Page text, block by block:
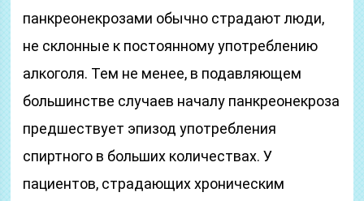
панкреонекрозами обычно страдают люди,
не склонные к постоянному употреблению
алкоголя. Тем не менее, в подавляющем
большинстве случаев началу панкреонекроза
предшествует эпизод употребления
спиртного в больших количествах. У
пациентов, страдающих хроническим